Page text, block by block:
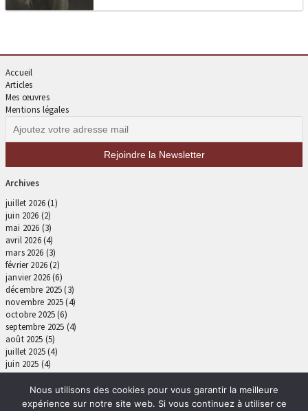
Accueil
Articles
Mes œuvres
Mentions légales
Archives
juillet 2026(1)
juin 2026 (2)
mai 2026 (3)
avril 2026(4)
mars 2026 (3)
février 2026(2)
janvier 2026(6)
décembre 2025(3)
novembre 2025(4)
octobre 2025(6)
septembre 2025 (4)
août 2025 (5)
juillet 2025(4)
juin 2025 (4)
mai 2025(4)
avril 2025(5)
mars 2025(6)
Nous utilisons des cookies pour vous garantir la meilleure
expérience sur notre site web. Si vous continuez à utiliser ce